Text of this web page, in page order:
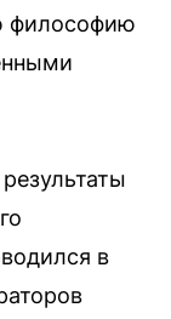
философию
в